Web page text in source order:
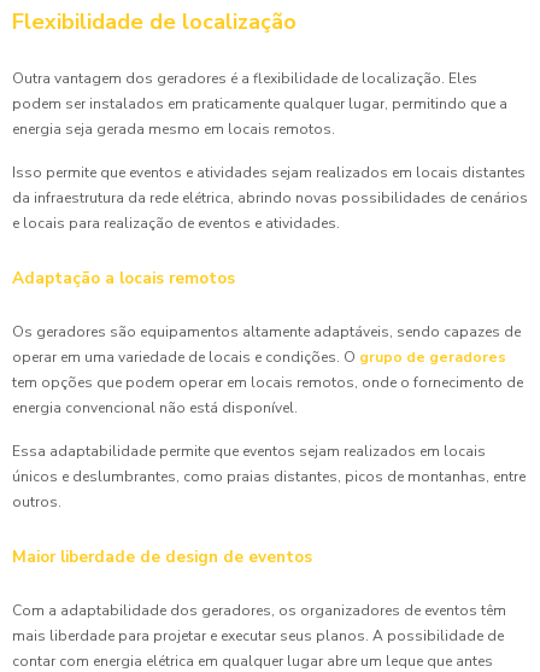
Flexibilidade de localização
Outra vantagem dos geradores é a flexibilidade de localização. Eles
podem ser instalados em praticamente qualquer lugar, permitindo que a
energia seja gerada mesmo em locais remotos.
Isso permite que eventos e atividades sejam realizados em locais distantes
da infraestrutura da rede elétrica, abrindo novas possibilidades de cenários
e locais para realização de eventos e atividades.
Adaptação a locais remotos
Os geradores são equipamentos altamente adaptáveis, sendo capazes de
operar em uma variedade de locais e condições. O grupo de geradores
tem opções que podem operar em locais remotos, onde o fornecimento de
energia convencional não está disponível.
Essa adaptabilidade permite que eventos sejam realizados em locais
únicos e deslumbrantes, como praias distantes, picos de montanhas, entre
outros.
Maior liberdade de design de eventos
Com a adaptabilidade dos geradores, os organizadores de eventos têm
mais liberdade para projetar e executar seus planos. A possibilidade de
contar com energia elétrica em qualquer lugar abre um leque que antes